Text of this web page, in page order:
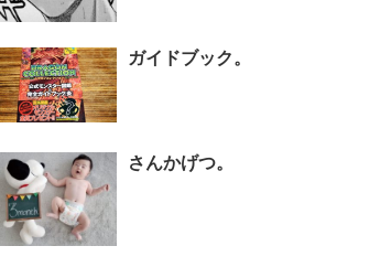
ガイドブック。
さんかげつ。